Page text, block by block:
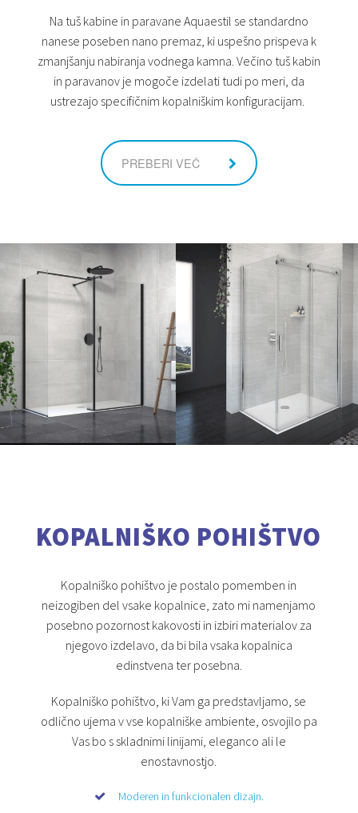
Na tuš kabine in paravane Aquaestil se standardno
nanese poseben nano premaz, ki uspešno prispeva k
zmanjšanju nabiranja vodnega kamna. Večino tuš kabin
in paravanov je mogoče izdelati tudi po meri, da
ustrezajo specifičnim kopalniškim konfiguracijam.
PREBERI VEČ
KOPALNIŠKO POHIŠTVO
Kopalniško pohištvo je postalo pomemben in
neizogiben del vsake kopalnice, zato mi namenjamo
posebno pozornost kakovosti in izbiri materialov za
njegovo izdelavo, da bi bila vsaka kopalnica
edinstvena ter posebna.
Kopalniško pohištvo, ki Vam ga predstavljamo, se
odlično ujema v vse kopalniške ambiente, osvojilo pa
Vas bo s skladnimi linijami, eleganco ali le
enostavnostjo.
Moderen in funkcionalen dizajn.